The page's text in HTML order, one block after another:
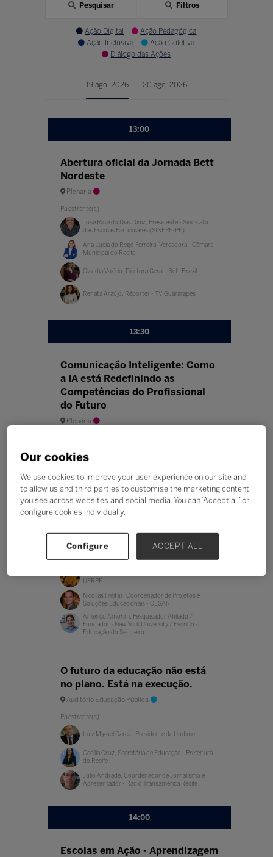
Pesquisar Filtros
Ação Digital
Ação Pedagógica
Ação Inclusiva
Ação Coletiva
Diálogo das Ações
19 ago. 2026 20 ago. 2026
13:00
Abertura oficial da Jornada Bett
Nordeste
Plenária
Palestrante(s)
José Ricardo Dias Diniz, Presidente - Sindicato
das Escolas Particulares (SINEPE-PE)
Ana Lúcia do Rego Ferreira, Vereadora - Câmara
Municipal do Recife
Claudia Valério, Diretora Geral - Bett Brasil
Renata Araújo, Réporter - TV Guararapes
13:30
Comunicação Inteligente: Como
a IA está Redefinindo as
Competências do Profissional
do Futuro
Plenária
Bérgamo Cursos e Treinamento
Da discussão à prática: como
construir uma cultura digital na
Aquário
Palestrante(s)
UFRPE
Nicollas Freitas, Coordenador de Projetos e
Soluções Educacionais - CESAR
Americo Amorim, Pesquisador Afiliado /
Fundador - New York University / Escribo -
Educação do Seu Jeiro
O futuro da educação não está
no plano. Está na execução.
Auditório Educação Pública
Palestrante(s)
Luiz Miguel Garcia, Presidente da Undime
Cecília Cruz, Secretária de Educação - Prefeitura
do Recife
Júlio Andrade, Coordenador de Jornalismo e
Apresentador - Rádio Transamérica Recife
14:00
Escolas em Ação - Aprendizagem
Our cookies
We use cookies to improve your user experience on our site and
to allow us and third parties to customise the marketing content
you see across websites and social media. You can ‘Accept all’ or
configure cookies individually.
Configure ACCEPT ALL